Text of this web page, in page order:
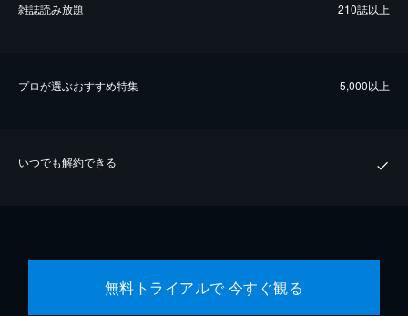
雑誌読み放題 210誌以上
プロが選ぶおすすめ特集 5,000以上
いつでも解約できる
無料トライアルで 今すぐ観る